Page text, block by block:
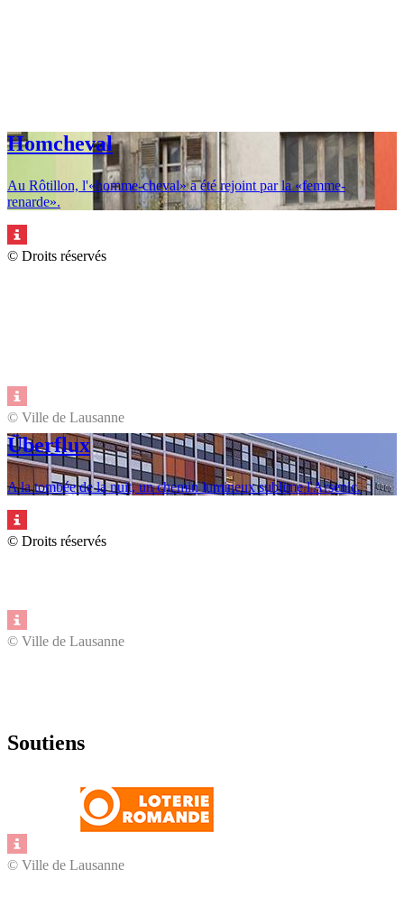
© Ville de Lausanne
© Ville de Lausanne
© Ville de Lausanne
© Ville de Lausanne
Homcheval
Au Rôtillon, l'«homme-cheval» a été rejoint par la «femme-
renarde».
© Droits réservés
Überflux
A la tombée de la nuit, un chemin lumineux sublime l'Arsenic.
© Droits réservés
Soutiens